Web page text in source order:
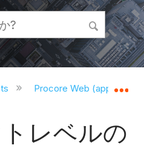
を展開/折りたたむ
Procore Web
レベルの